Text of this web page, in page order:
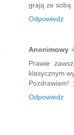
grają ze sobą
Odpowiedz
Anonimowy
Prawie
klasycznym
Pozdrawiam!
Odpowiedz